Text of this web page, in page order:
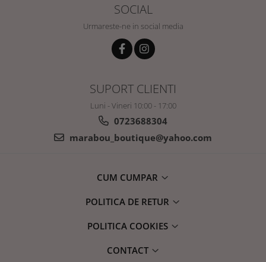
SOCIAL
Urmareste-ne in social media
SUPORT CLIENTI
Luni - Vineri 10:00 - 17:00
0723688304
marabou_boutique@yahoo.com
CUM CUMPAR
POLITICA DE RETUR
POLITICA COOKIES
CONTACT